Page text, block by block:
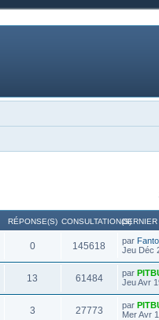
RÉPONSE(S) CONSULTATION(S)
0 145618 par
Jeu Déc
13 61484 par
Jeu Avr
3 27773 par
Mer Avr